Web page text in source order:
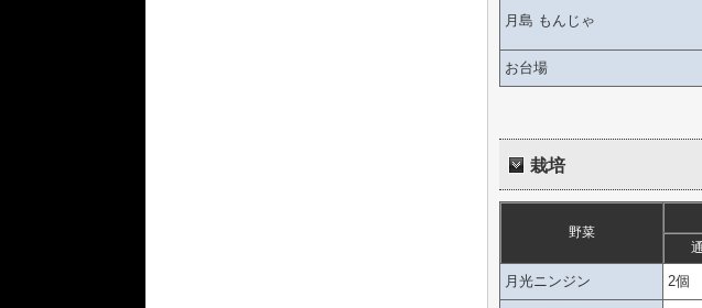
月島 もんじゃ
お台場
栽培
野菜
月光ニンジン 2個